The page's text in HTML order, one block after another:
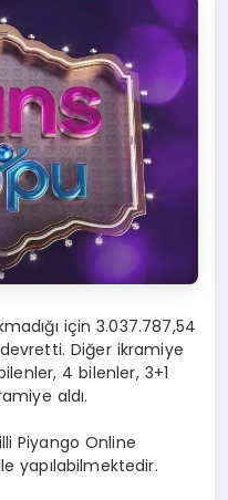
için 3.037.787,54
Diğer ikramiye
4 bilenler, 3+1
aldı.
Piyango Online
yapılabilmektedir.